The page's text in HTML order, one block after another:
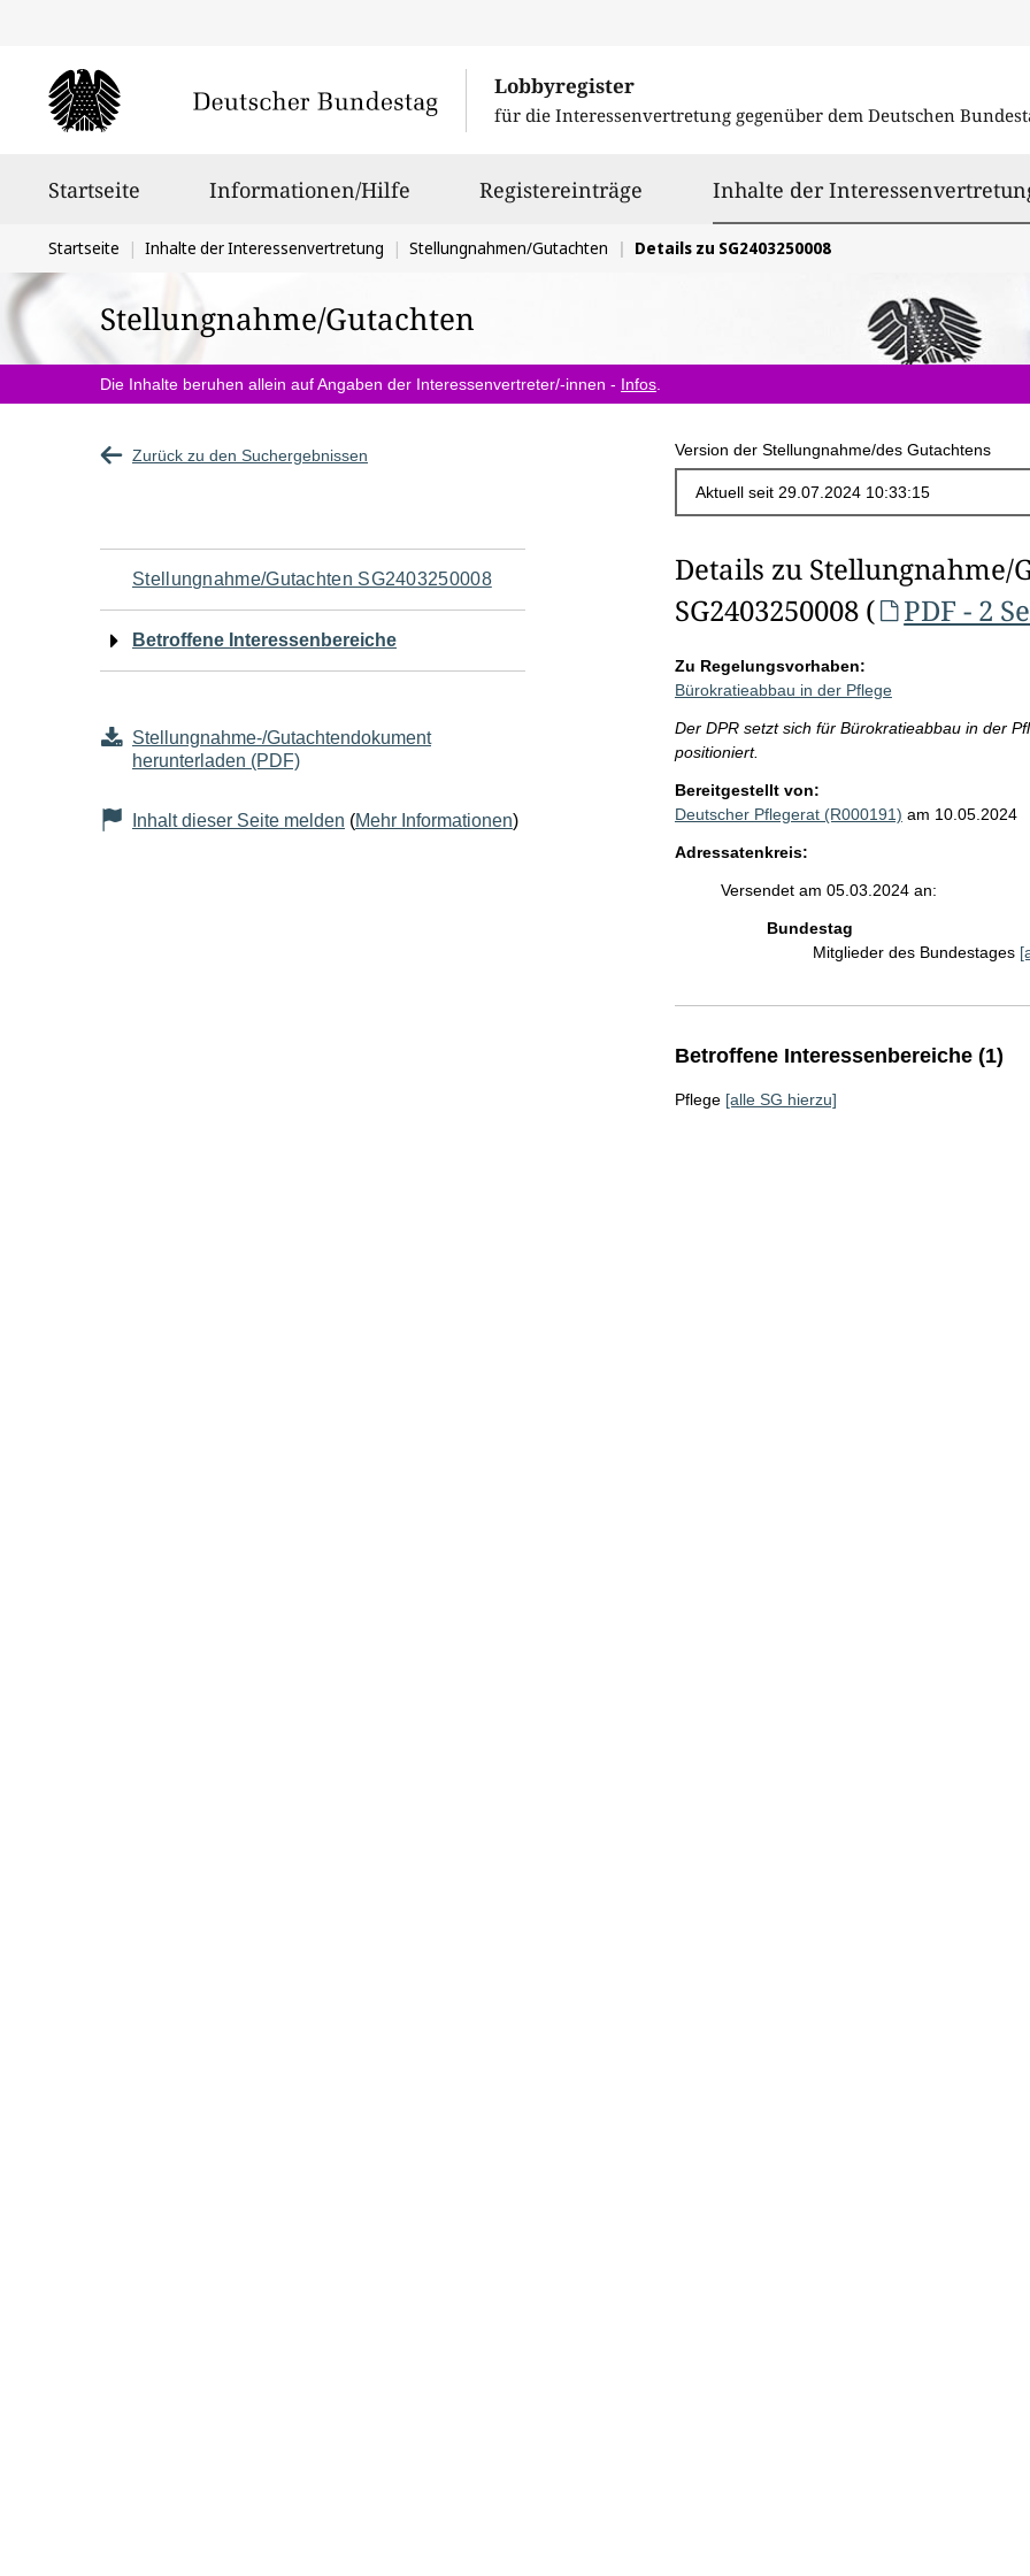
Lobbyregister
für die Interessenvertretung gegenüber dem Deutschen
Startseite Informationen/Hilfe Registereinträge Inhalte der
Sie
befinden
sich
hier:
Startseite Inhalte der Interessenvertretung Stellungnahmen/Gutachten Details zu SG2403250008
Stellungnahme/Gutachten
Die Inhalte beruhen allein auf Angaben der Interessenvertreter/-innen - Infos
Zurück zu den Suchergebnissen Version der Stellungnahme/des Gutachtens
Navigation
für
Seiteninhalt
Stellungnahme/Gutachten SG2403250008
Betroffene Interessenbereiche
Stellungnahme-/Gutachtendokument
herunterladen (PDF)
Inhalt dieser Seite melden (Mehr Informationen)
Details zu Stellungnahme/
SG2403250008 (
PDF - 2
Zu Regelungsvorhaben:
Bürokratieabbau in der Pflege
Der DPR setzt sich für Bürokratieabbau in der
positioniert.
Bereitgestellt von:
Deutscher Pflegerat (R000191) am 10.05.2024
Adressatenkreis:
Versendet am 05.03.2024 an:
Bundestag
Mitglieder des Bundestages
Betroffene Interessenbereiche (1)
Pflege [alle SG hierzu]